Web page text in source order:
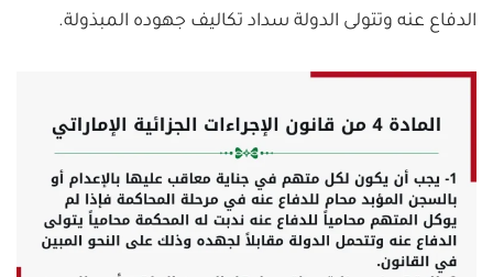
الدفاع عنه وتتولى الدولة سداد تكاليف جهوده المبذولة.